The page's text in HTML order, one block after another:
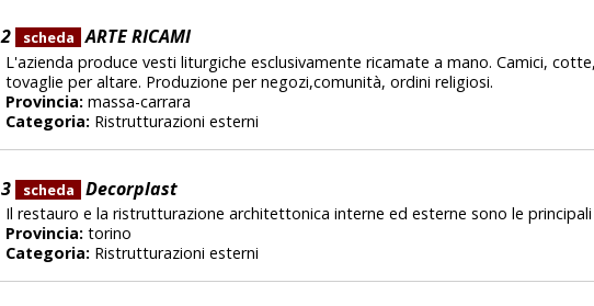
2 scheda ARTE RICAMI
L'azienda produce vesti liturgiche esclusivamente ricamate a mano. Camici,
tovaglie per altare. Produzione per negozi,comunità, ordini religiosi.
Provincia: massa-carrara
Categoria: Ristrutturazioni esterni
3 scheda Decorplast
Il restauro e la ristrutturazione architettonica interne ed esterne sono le
Provincia: torino
Categoria: Ristrutturazioni esterni